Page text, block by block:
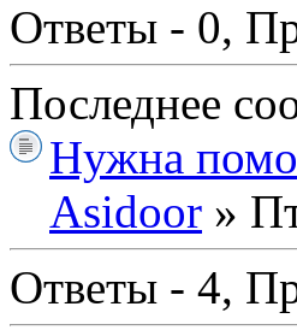
Ответы - 0,
Последнее
Нужна
Asidoor »
Ответы - 4,